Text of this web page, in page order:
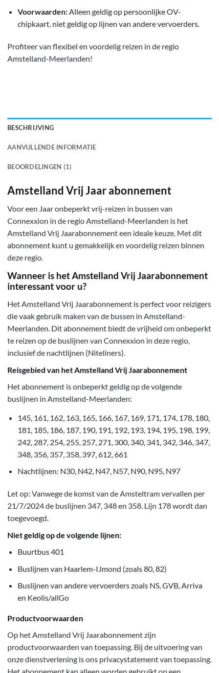
Voorwaarden:Alleen geldig op persoonlijke OV-
chipkaart, niet geldig op lijnen van andere vervoerders.
Profiteer van flexibel en voordelig reizen in de regio
Amstelland-Meerlanden!
BESCHRIJVING
AANVULLENDE INFORMATIE
BEOORDELINGEN (1)
Amstelland Vrij Jaar abonnement
Voor een Jaar onbeperkt vrij-reizen in bussen van
Connexxion in de regio Amstelland-Meerlanden is het
Amstelland Vrij Jaarabonnement een ideale keuze. Met dit
abonnement kunt u gemakkelijk en voordelig reizen binnen
deze regio.
Wanneer is het Amstelland Vrij Jaarabonnement
interessant voor u?
Het Amstelland Vrij Jaarabonnement is perfect voor reizigers
die vaak gebruik maken van de bussen in Amstelland-
Meerlanden. Dit abonnement biedt de vrijheid om onbeperkt
te reizen op de buslijnen van Connexxion in deze regio,
inclusief de nachtlijnen (Niteliners).
Reisgebied van het Amstelland Vrij Jaarabonnement
Het abonnement is onbeperkt geldig op de volgende
buslijnen in Amstelland-Meerlanden:
145, 161, 162, 163, 165, 166, 167, 169, 171, 174, 178, 180,
181, 185, 186, 187, 190, 191, 192, 193, 194, 195, 198, 199,
242, 287, 254, 255, 257, 271, 300, 340, 341, 342, 346, 347,
348, 356, 357, 358, 397, 612, 661
Nachtlijnen: N30, N42, N47, N57, N90, N95, N97
Let op: Vanwege de komst van de Amsteltram vervallen per
21/7/2024 de buslijnen 347, 348 en 358. Lijn 178 wordt dan
toegevoegd.
Niet geldig op de volgende lijnen:
Buurtbus 401
Buslijnen van Haarlem-IJmond (zoals 80, 82)
Buslijnen van andere vervoerders zoals NS, GVB, Arriva
en Keolis/allGo
Productvoorwaarden
Op het Amstelland Vrij Jaarabonnement zijn
productvoorwaarden van toepassing. Bij de uitvoering van
onze dienstverlening is ons privacystatement van toepassing.